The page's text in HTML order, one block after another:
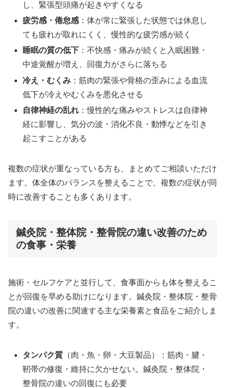
し、緊張型頭痛が起きやすくなる
疲労感・倦怠感 ：体が常に緊張した状態では休息し
ても疲れが取れにくく、慢性的な疲労感が続く
睡眠の質の低下 ：不快感・痛みが続くと入眠困難・
中途覚醒が増え、回復力がさらに落ちる
冷え・むくみ ：筋肉の緊張や骨格の歪みによる血流
低下が冷えやむくみを悪化させる
自律神経の乱れ ：慢性的な痛みやストレスは自律神
経に影響し、気分の波・消化不良・動悸などを引き
起こすことがある
複数の症状が重なっている方も、まとめてご相談いただけ
ます。体全体のバランスを整えることで、複数の症状が同
時に改善することも多くあります。
鍼灸院・整体院・整骨院の違い改善のため
の食事・栄養
施術・セルフケアと並行して、食事面からも体を整えるこ
とが回復を早める助けになります。鍼灸院・整体院・整骨
院の違いの改善に関連する主な栄養素と食品をご紹介しま
す。
タンパク質 （肉・魚・卵・大豆製品）：筋肉・腱・
靭帯の修復・維持に欠かせない。鍼灸院・整体院・
整骨院の違いの回復にも必要